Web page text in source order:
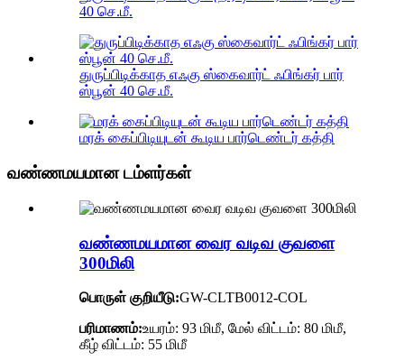
40 செ.மீ.
துருப்பிடிக்காத எஃகு ஸ்கைவார்ட் ஃபிங்கர் பார்
ஸ்பூன் 40 செ.மீ.
மரக் கைப்பிடியுடன் கூடிய பார்டெண்டர் கத்தி
வண்ணமயமான டம்ளர்கள்
வண்ணமயமான வைர வடிவ குவளை
300மிலி
பொருள் குறியீடு:GW-CLTB0012-COL
பரிமாணம்:உயரம்: 93 மிமீ, மேல் விட்டம்: 80 மிமீ,
கீழ் விட்டம்: 55 மிமீ